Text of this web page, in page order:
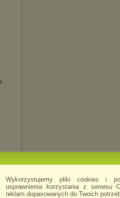
Wykorzystujemy pliki cookies i
usprawnienia korzystania z serwisu
reklam dopasowanych do Twoich